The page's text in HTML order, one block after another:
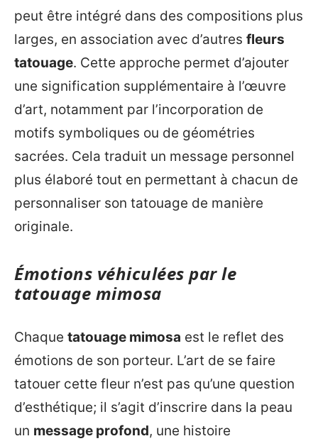
peut être intégré dans des compositions plus
larges, en association avec d’autres fleurs
tatouage. Cette approche permet d’ajouter
une signification supplémentaire à l’œuvre
d’art, notamment par l’incorporation de
motifs symboliques ou de géométries
sacrées. Cela traduit un message personnel
plus élaboré tout en permettant à chacun de
personnaliser son tatouage de manière
originale.
Émotions véhiculées par le
tatouage mimosa
Chaque tatouage mimosa est le reflet des
émotions de son porteur. L’art de se faire
tatouer cette fleur n’est pas qu’une question
d’esthétique; il s’agit d’inscrire dans la peau
un message profond, une histoire